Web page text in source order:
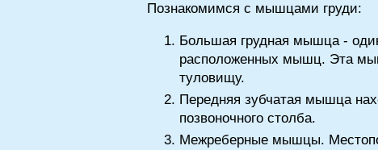
Познакомимся с мышцами груди:
Большая грудная мышца -
расположенных мышц. Эта
туловищу.
Передняя зубчатая мышца
позвоночного столба.
Межреберные мышцы.